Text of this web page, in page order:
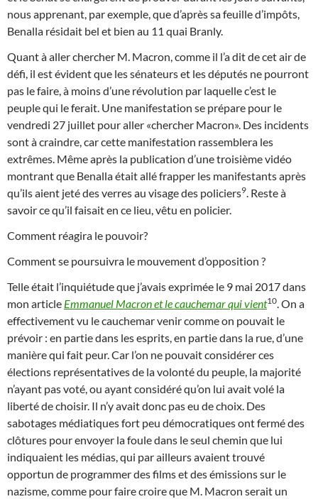
nous apprenant, par exemple, que d’après sa feuille d’impôts,
Benalla résidait bel et bien au 11 quai Branly.
Quant à aller chercher M. Macron, comme il l’a dit de cet air de
défi, il est évident que les sénateurs et les députés ne pourront
pas le faire, à moins d’une révolution par laquelle c’est le
peuple qui le ferait. Une manifestation se prépare pour le
vendredi 27 juillet pour aller «chercher Macron». Des incidents
sont à craindre, car cette manifestation rassemblera les
extrêmes. Même après la publication d’une troisième vidéo
montrant que Benalla était allé frapper les manifestants après
qu’ils aient jeté des verres au visage des policiers9. Reste à
savoir ce qu’il faisait en ce lieu, vêtu en policier.
Comment réagira le pouvoir?
Comment se poursuivra le mouvement d’opposition ?
Telle était l’inquiétude que j’avais exprimée le 9 mai 2017 dans
mon article Emmanuel Macron et le cauchemar qui vient10. On a
effectivement vu le cauchemar venir comme on pouvait le
prévoir : en partie dans les esprits, en partie dans la rue, d’une
manière qui fait peur. Car l’on ne pouvait considérer ces
élections représentatives de la volonté du peuple, la majorité
n’ayant pas voté, ou ayant considéré qu’on lui avait volé la
liberté de choisir. Il n’y avait donc pas eu de choix. Des
sabotages médiatiques fort peu démocratiques ont fermé des
clôtures pour envoyer la foule dans le seul chemin que lui
indiquaient les médias, qui par ailleurs avaient trouvé
opportun de programmer des films et des émissions sur le
nazisme, comme pour faire croire que M. Macron serait un